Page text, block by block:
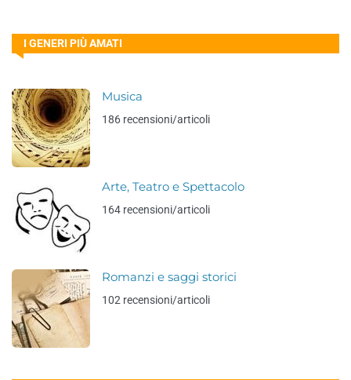
I GENERI PIÙ AMATI
Musica
186 recensioni/articoli
Arte, Teatro e Spettacolo
164 recensioni/articoli
Romanzi e saggi storici
102 recensioni/articoli